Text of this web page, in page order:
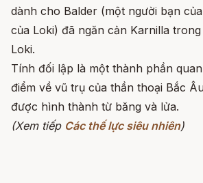
dành cho Balder (một người bạn
của Loki) đã ngăn cản Karnilla
Loki.
Tính đối lập là một thành phần
điểm về vũ trụ của thần thoại Bắc
được hình thành từ băng và lửa.
(Xem tiếp Các thế lực siêu nhiên)